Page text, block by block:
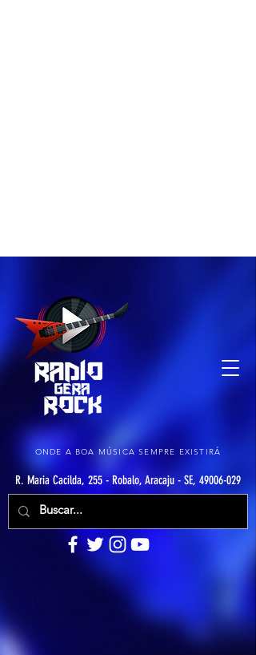
ONDE A BOA MÚSICA SEMPRE EXISTIRÁ
R. Maria Cacilda, 255 - Robalo, Aracaju - SE, 49006-029